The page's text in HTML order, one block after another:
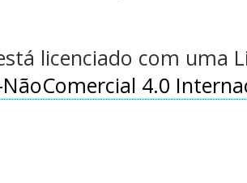
licenciado com uma
4.0